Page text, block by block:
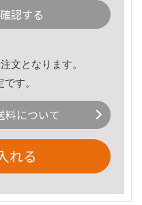
認する
文となります。
す。
料について
れる